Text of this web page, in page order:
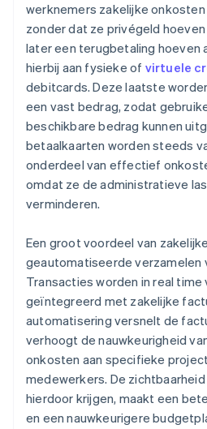
werknemers zakelijke
zonder dat ze privégeld
later een terugbetaling hoeven
hierbij aan fysieke of virtuele
debitcards. Deze laatste
een vast bedrag, zodat
beschikbare bedrag kunnen
betaalkaarten worden steeds
onderdeel van effectief
omdat ze de administratieve
verminderen.
Een groot voordeel van
geautomatiseerde verzamelen
Transacties worden in real
geïntegreerd met zakelijke
automatisering versnelt de
verhoogt de nauwkeurigheid
onkosten aan specifieke
medewerkers. De
hierdoor krijgen, maakt een
en een nauwkeurigere